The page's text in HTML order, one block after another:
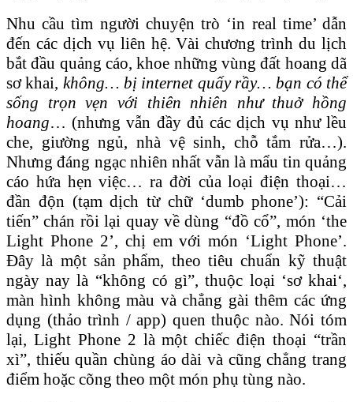
Nhu cầu tìm người chuyện trò ‘in real time’ dẫn
đến các dịch vụ liên hệ. Vài chương trình du lịch
bắt đầu quảng cáo, khoe những vùng đất hoang dã
sơ khai, không… bị internet quấy rầy… bạn có thể
sống trọn vẹn với thiên nhiên như thuở hồng
hoang… (nhưng vẫn đầy đủ các dịch vụ như lều
che, giường ngủ, nhà vệ sinh, chỗ tắm rửa…).
Nhưng đáng ngạc nhiên nhất vẫn là mẩu tin quảng
cáo hứa hẹn việc… ra đời của loại điện thoại…
đần độn (tạm dịch từ chữ ‘dumb phone’): “Cải
tiến” chán rồi lại quay về dùng “đồ cổ”, món ‘the
Light Phone 2’, chị em với món ‘Light Phone’.
Đây là một sản phẩm, theo tiêu chuẩn kỹ thuật
ngày nay là “không có gì”, thuộc loại ‘sơ khai‘,
màn hình không màu và chẳng gài thêm các ứng
dụng (thảo trình / app) quen thuộc nào. Nói tóm
lại, Light Phone 2 là một chiếc điện thoại “trần
xì”, thiếu quần chùng áo dài và cũng chẳng trang
điểm hoặc cõng theo một món phụ tùng nào.